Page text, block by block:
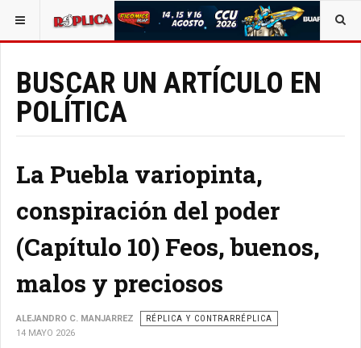
ESTÁ AQUÍ:
BUSCAR UN ARTÍCULO EN
POLÍTICA
La Puebla variopinta,
conspiración del poder
(Capítulo 10) Feos, buenos,
malos y preciosos
ALEJANDRO C. MANJARREZ
RÉPLICA Y CONTRARRÉPLICA
14 MAYO 2026